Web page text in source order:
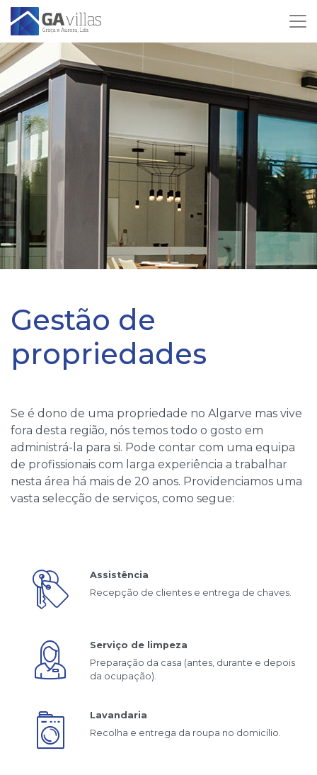
Gestão de
propriedades
Se é dono de uma propriedade no Algarve mas vive
fora desta região, nós temos todo o gosto em
administrá-la para si. Pode contar com uma equipa
de profissionais com larga experiência a trabalhar
nesta área há mais de 20 anos. Providenciamos uma
vasta selecção de serviços, como segue:
Assistência
Recepção de clientes e entrega de chaves.
Serviço de limpeza
Preparação da casa (antes, durante e depois
da ocupação).
Lavandaria
Recolha e entrega da roupa no domicílio.